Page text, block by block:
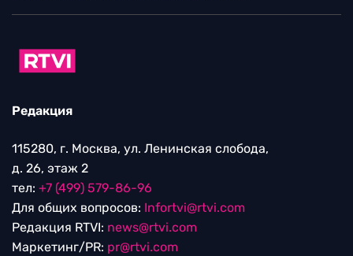
Редакция
115280, г. Москва, ул. Ленинская слобода,
д. 26, этаж 2
тел: +7 (499) 579-86-96
Для общих вопросов: Infortvi@rtvi.com
Редакция RTVI: news@rtvi.com
Маркетинг/PR: pr@rtvi.com